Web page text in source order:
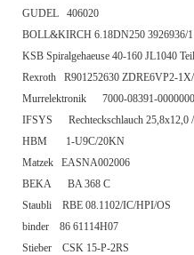
GUDEL 406020
BOLL&KIRCH 6.18DN250 3926936/1
KSB Spiralgehaeuse 40-160 JL1040
Rexroth R901252630 ZDRE6VP2-
Murrelektronik 7000-08391-0000000
IFSYS Rechteckschlauch 25,8x12,0
HBM 1-U9C/20KN
Matzek EASNA002006
BEKA BA 368 C
Staubli RBE 08.1102/IC/HPI/OS
binder 86 61114H07
Stieber CSK 15-P-2RS